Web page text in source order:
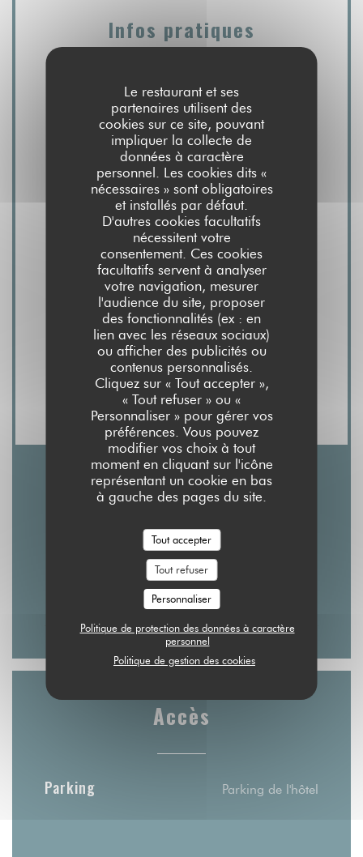
Le restaurant et ses
partenaires utilisent des
cookies sur ce site, pouvant
impliquer la collecte de
données à caractère
personnel. Les cookies dits «
nécessaires » sont obligatoires
et installés par défaut.
D'autres cookies facultatifs
nécessitent votre
consentement. Ces cookies
facultatifs servent à analyser
votre navigation, mesurer
l'audience du site, proposer
des fonctionnalités (ex : en
lien avec les réseaux sociaux)
ou afficher des publicités ou
contenus personnalisés.
Cliquez sur « Tout accepter »,
« Tout refuser » ou «
Personnaliser » pour gérer vos
préférences. Vous pouvez
modifier vos choix à tout
moment en cliquant sur l'icône
représentant un cookie en bas
à gauche des pages du site.
Tout accepter
Tout refuser
Personnaliser
Politique de protection des données à caractère
personnel
Politique de gestion des cookies
Infos pratiques
Cuisine
Fait maison, Produits frais, Cuisine
Traditionnelle, Terroir
Type de restaurant
Brunch, Bar
Services
Parking privé gratuit, Accès aux personnes à
mobilité réduite, Terrasse, Wifi
Moyens de paiement
Eurocard/Mastercard, Titres restaurant,
Espèces, Visa, American Express, Carte Bleue
Horaires
Lun-Dim
12h00 - 14h30 • 19h00 - 22h00
Accès
Parking Parking de l'hôtel